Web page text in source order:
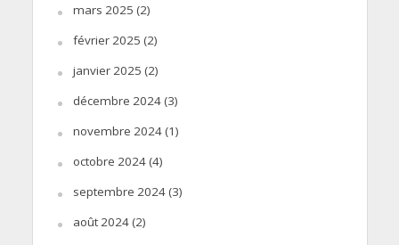
mars 2025 (2)
février 2025 (2)
janvier 2025 (2)
décembre 2024(3)
novembre 2024(1)
octobre 2024(4)
septembre 2024(3)
août 2024(2)